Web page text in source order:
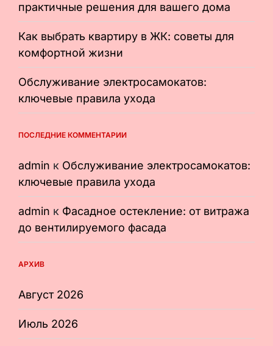
практичные решения для вашего дома
Как выбрать квартиру в ЖК: советы для
комфортной жизни
Обслуживание электросамокатов:
ключевые правила ухода
ПОСЛЕДНИЕ КОММЕНТАРИИ
admin к Обслуживание электросамокатов:
ключевые правила ухода
admin к Фасадное остекление: от витража
до вентилируемого фасада
АРХИВ
Август 2026
Июль 2026